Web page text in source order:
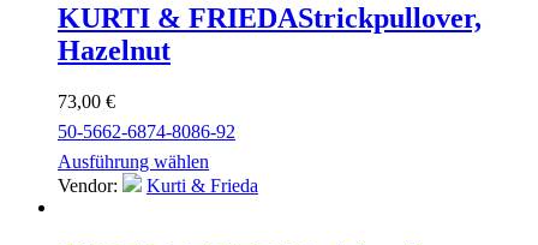
KURTI & FRIEDAStrickpullover,
Hazelnut
73,00 €
50-5662-6874-8086-92
Ausführung wählen
Vendor:
Kurti & Frieda